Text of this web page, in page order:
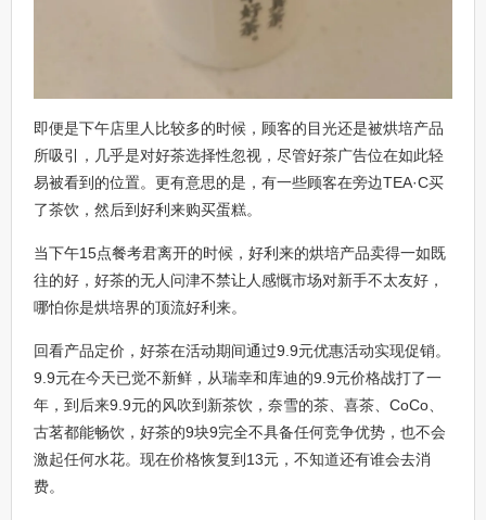
即便是下午店里人比较多的时候，顾客的目光还是被烘培产品
所吸引，几乎是对好茶选择性忽视，尽管好茶广告位在如此轻
易被看到的位置。更有意思的是，有一些顾客在旁边TEA·C买
了茶饮，然后到好利来购买蛋糕。
当下午15点餐考君离开的时候，好利来的烘培产品卖得一如既
往的好，好茶的无人问津不禁让人感慨市场对新手不太友好，
哪怕你是烘培界的顶流好利来。
回看产品定价，好茶在活动期间通过9.9元优惠活动实现促销。
9.9元在今天已觉不新鲜，从瑞幸和库迪的9.9元价格战打了一
年，到后来9.9元的风吹到新茶饮，奈雪的茶、喜茶、CoCo、
古茗都能畅饮，好茶的9块9完全不具备任何竞争优势，也不会
激起任何水花。现在价格恢复到13元，不知道还有谁会去消
费。